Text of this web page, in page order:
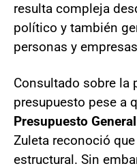
resulta compleja
político y también
personas y
Consultado sobre la
presupuesto pese a
Presupuesto
Zuleta reconoció
estructural. Sin